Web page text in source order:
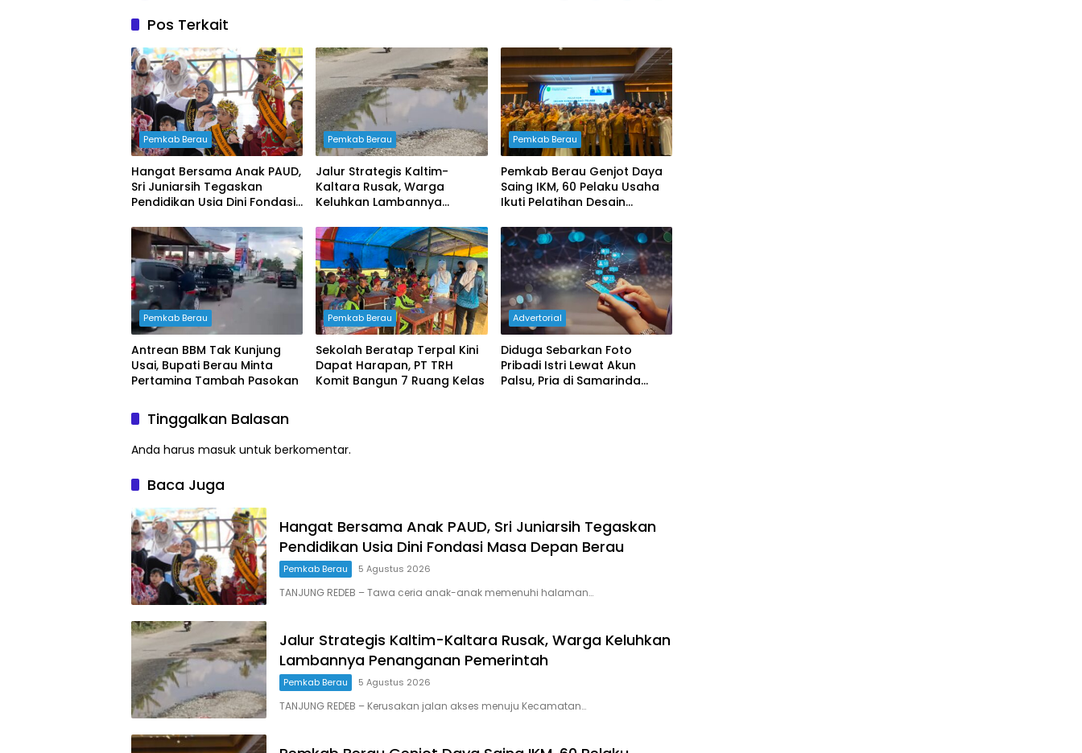
Pos Terkait
Pemkab Berau
Hangat Bersama Anak PAUD,
Sri Juniarsih Tegaskan
Pendidikan Usia Dini Fondasi
Pemkab Berau
Jalur Strategis Kaltim-
Kaltara Rusak, Warga
Keluhkan Lambannya
Pemkab Berau
Pemkab Berau Genjot Daya
Saing IKM, 60 Pelaku Usaha
Ikuti Pelatihan Desain
Pemkab Berau
Antrean BBM Tak Kunjung
Usai, Bupati Berau Minta
Pertamina Tambah Pasokan
Pemkab Berau
Sekolah Beratap Terpal Kini
Dapat Harapan, PT TRH
Komit Bangun 7 Ruang Kelas
Advertorial
Diduga Sebarkan Foto
Pribadi Istri Lewat Akun
Palsu, Pria di Samarinda
Tinggalkan Balasan
Anda harus masuk untuk berkomentar.
Baca Juga
Hangat Bersama Anak PAUD, Sri Juniarsih Tegaskan
Pendidikan Usia Dini Fondasi Masa Depan Berau
Pemkab Berau 5 Agustus 2026
TANJUNG REDEB – Tawa ceria anak-anak memenuhi halaman…
Jalur Strategis Kaltim-Kaltara Rusak, Warga Keluhkan
Lambannya Penanganan Pemerintah
Pemkab Berau 5 Agustus 2026
TANJUNG REDEB – Kerusakan jalan akses menuju Kecamatan…